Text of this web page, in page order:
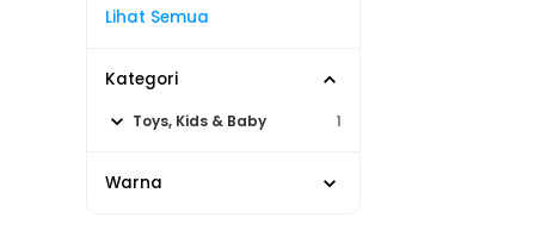
Lihat Semua
Kategori
Toys, Kids & Baby 1
Warna